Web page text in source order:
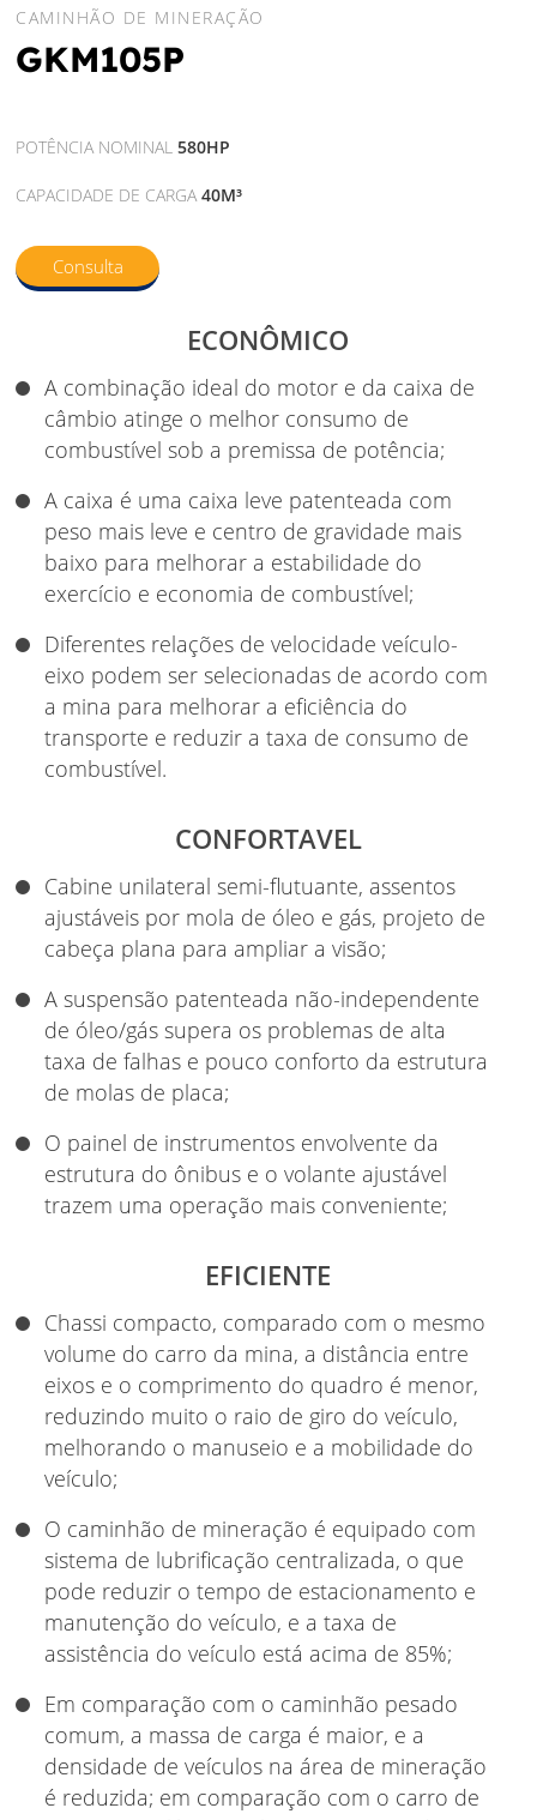
CAMINHÃO DE MINERAÇÃO
GKM105P
POTÊNCIA NOMINAL580HP
CAPACIDADE DE CARGA40M³
Consulta
ECONÔMICO
A combinação ideal do motor e da caixa de
câmbio atinge o melhor consumo de
combustível sob a premissa de potência;
A caixa é uma caixa leve patenteada com
peso mais leve e centro de gravidade mais
baixo para melhorar a estabilidade do
exercício e economia de combustível;
Diferentes relações de velocidade veículo-
eixo podem ser selecionadas de acordo com
a mina para melhorar a eficiência do
transporte e reduzir a taxa de consumo de
combustível.
CONFORTAVEL
Cabine unilateral semi-flutuante, assentos
ajustáveis por mola de óleo e gás, projeto de
cabeça plana para ampliar a visão;
A suspensão patenteada não-independente
de óleo/gás supera os problemas de alta
taxa de falhas e pouco conforto da estrutura
de molas de placa;
O painel de instrumentos envolvente da
estrutura do ônibus e o volante ajustável
trazem uma operação mais conveniente;
EFICIENTE
Chassi compacto, comparado com o mesmo
volume do carro da mina, a distância entre
eixos e o comprimento do quadro é menor,
reduzindo muito o raio de giro do veículo,
melhorando o manuseio e a mobilidade do
veículo;
O caminhão de mineração é equipado com
sistema de lubrificação centralizada, o que
pode reduzir o tempo de estacionamento e
manutenção do veículo, e a taxa de
assistência do veículo está acima de 85%;
Em comparação com o caminhão pesado
comum, a massa de carga é maior, e a
densidade de veículos na área de mineração
é reduzida; em comparação com o carro de